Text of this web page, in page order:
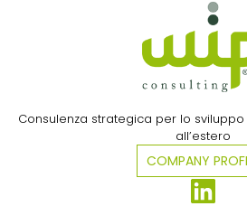
Consulenza strategica per lo
all’estero​
COMPANY